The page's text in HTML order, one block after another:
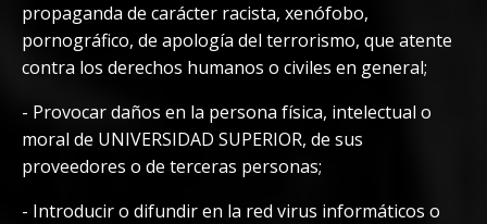
propaganda de carácter racista, xenófobo,
pornográfico, de apología del terrorismo, que atente
contra los derechos humanos o civiles en general;
- Provocar daños en la persona física, intelectual o
moral de UNIVERSIDAD SUPERIOR, de sus
proveedores o de terceras personas;
- Introducir o difundir en la red virus informáticos o